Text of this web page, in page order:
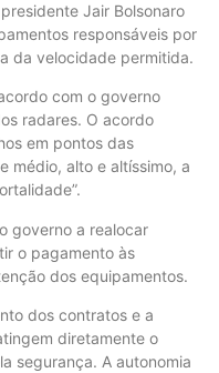
Jair Bolsonaro
responsáveis por
da velocidade permitida.
com o governo
radares. O acordo
em pontos das
médio, alto e altíssimo, a
governo a realocar
o pagamento às
dos equipamentos.
dos contratos e a
diretamente o
segurança. A autonomia